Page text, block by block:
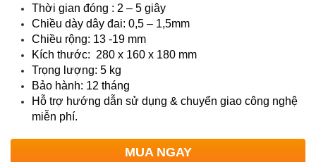
Thời gian đóng : 2 – 5 giây
Chiều dày dây đai: 0,5 – 1,5mm
Chiều rộng: 13 -19 mm
Kích thước: 280 x 160 x 180 mm
Trọng lượng: 5 kg
Bảo hành: 12 tháng
Hỗ trợ hướng dẫn sử dụng & chuyển giao công nghệ
miễn phí.
MUA NGAY